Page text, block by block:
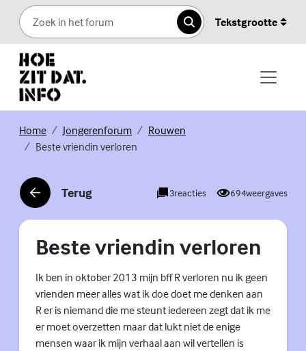
Skip to content
Zoeken
Tekstgrootte
Home(Externe link)
Jongerenforum(Externe link)
Rouwen
Beste vriendin verloren
Terug
(Externe link) 3reacties 694weergaves
Beste vriendin verloren
Ik ben in oktober 2013 mijn bff R verloren nu ik geen
vrienden meer alles wat ik doe doet me denken aan
R er is niemand die me steunt iedereen zegt dat ik me
er moet overzetten maar dat lukt niet de enige
mensen waar ik mijn verhaal aan wil vertellen is